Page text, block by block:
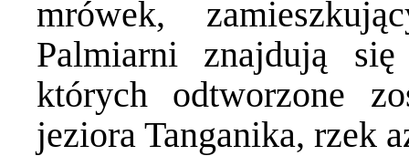
mrówek,
Palmiarni znajdują
których odtworzone
jeziora Tanganika, rzek